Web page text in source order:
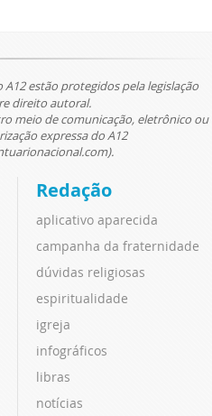
estão protegidos pela legislação
direito autoral.
meio de comunicação, eletrônico ou
expressa do A12
Redação
aplicativo aparecida
campanha da fraternidade
dúvidas religiosas
espiritualidade
igreja
infográficos
libras
notícias